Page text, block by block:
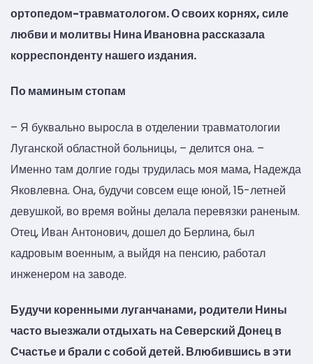
ортопедом-травматологом. О своих корнях, силе
любви и молитвы Нина Ивановна рассказала
корреспонденту нашего издания.
По маминым стопам
– Я буквально выросла в отделении травматологии
Луганской областной больницы, – делится она. –
Именно там долгие годы трудилась моя мама, Надежда
Яковлевна. Она, будучи совсем еще юной, 15-летней
девушкой, во время войны делала перевязки раненым.
Отец, Иван Антонович, дошел до Берлина, был
кадровым военным, а выйдя на пенсию, работал
инженером на заводе.
Будучи коренными луганчанами, родители Нины
часто выезжали отдыхать на Северский Донец в
Счастье и брали с собой детей. Влюбившись в эти